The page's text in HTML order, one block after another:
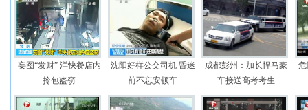
妄图“发财” 洋快餐店内
拎包盗窃
沈阳好样公交司机 昏迷
前不忘安顿车
成都彭州：加长悍马豪
车接送高考考生
危